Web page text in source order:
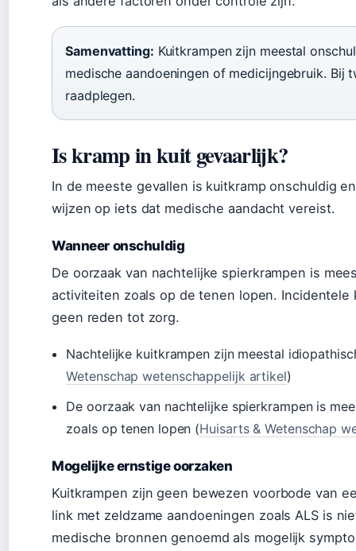
Samenvatting: Kuitkrampen zijn meestal
medische aandoeningen of medicijngebruik.
raadplegen.
Is kramp in kuit gevaarlijk?
In de meeste gevallen is kuitkramp onschuldig
wijzen op iets dat medische aandacht vereist.
Wanneer onschuldig
De oorzaak van nachtelijke spierkrampen is
activiteiten zoals op de tenen lopen.
geen reden tot zorg.
Nachtelijke kuitkrampen zijn meestal
Wetenschap wetenschappelijk artikel)
De oorzaak van nachtelijke spierkrampen is
zoals op tenen lopen (Huisarts & Wetenschap
Mogelijke ernstige oorzaken
Kuitkrampen zijn geen bewezen voorbode van
link met zeldzame aandoeningen zoals ALS is
medische bronnen genoemd als mogelijk